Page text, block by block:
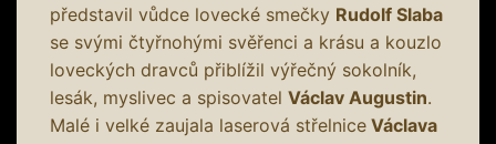
představil vůdce lovecké smečky Rudolf Slaba
se svými čtyřnohými svěřenci a krásu a kouzlo
loveckých dravců přiblížil výřečný sokolník,
lesák, myslivec a spisovatel Václav Augustin.
Malé i velké zaujala laserová střelnice Václava